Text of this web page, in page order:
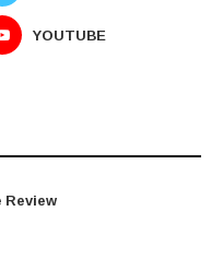
YOUTUBE
Review